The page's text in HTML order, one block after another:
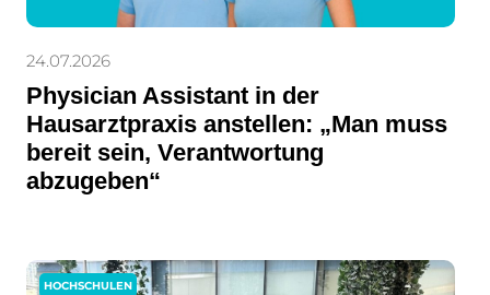
24.07.2026
Physician Assistant in der
Hausarztpraxis anstellen: „Man muss
bereit sein, Verantwortung
abzugeben“
HOCHSCHULEN